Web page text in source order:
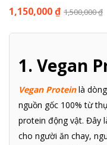
1,150,000₫ 1,500,000₫
1. Vegan
Vegan Proteinlà
nguồn gốc 100% từ
protein động vật. Đây
cho người ăn chay,